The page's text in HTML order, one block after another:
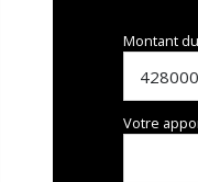
Montant
Votre